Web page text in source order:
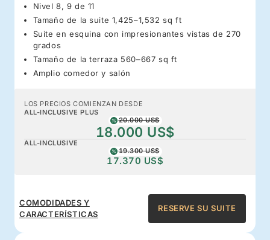
Nivel 8, 9 de 11
Tamaño de la suite 1,425–1,532 sq ft
Suite en esquina con impresionantes vistas de 270
grados
Tamaño de la terraza 560–667 sq ft
Amplio comedor y salón
LOS PRECIOS COMIENZAN DESDE
ALL-INCLUSIVE PLUS
20.000 US$
18.000 US$
ALL-INCLUSIVE
19.300 US$
17.370 US$
COMODIDADES Y
CARACTERÍSTICAS
RESERVE SU SUITE